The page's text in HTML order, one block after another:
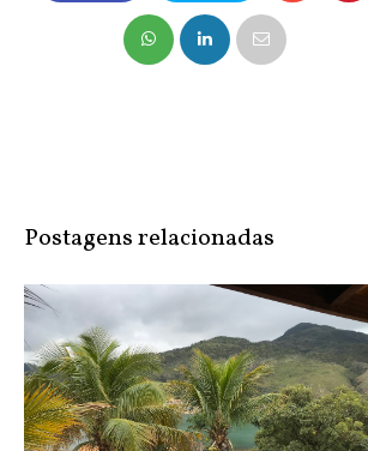
NO FACEBOOK COMPARTILHE
Postagens relacionadas